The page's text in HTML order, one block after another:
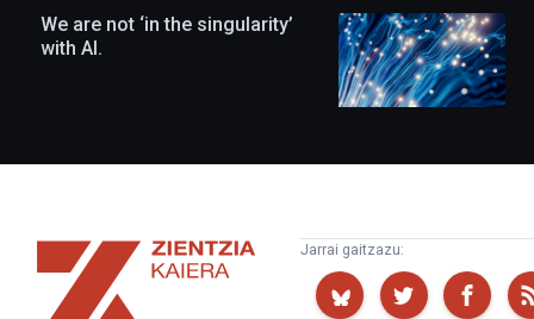
We are not ‘in the singularity’
with AI.
Zientzia
Kaiera
Jarrai gaitzazu: